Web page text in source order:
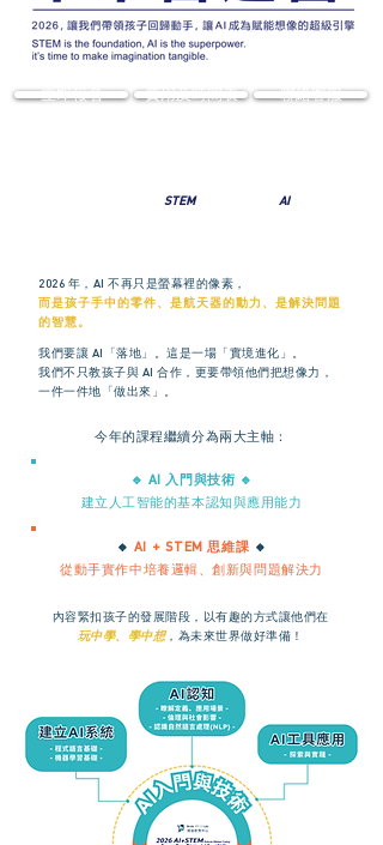
立即報名 費用及時間表 聯絡客服
STEM AI
2026 年，AI 不再只是螢幕裡的像素，
而是孩子手中的零件、是航天器的動力、是解決問題
的智慧。
我們要讓 AI「落地」。這是一場「實境進化」。
我們不只教孩子與 AI 合作， 更要帶領他們把想像力，
一件一件地「做出來」。
今年的課程繼續分為兩大主軸：
🔹 AI 入門與技術 🔹
建立人工智能的基本認知與應用能力
🔸 AI + STEM 思維課 🔸
從動手實作中培養邏輯、創新與問題解決力
內容緊扣孩子的發展階段，
以有趣的方式讓他們在
玩中學、學中想， 為未來世界做好準備！